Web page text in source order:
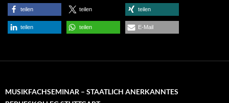
teilen teilen teilen
teilen teilen E-Mail
MUSIKFACHSEMINAR – STAATLICH ANERKANNTES